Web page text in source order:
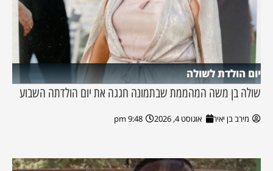
יום הולדת לשולה
שולה בן משה המהממת שבתמונה חגגה את יום הולדתה השבוע
מירב בן יאיר אוגוסט 4, 2026 9:48 pm